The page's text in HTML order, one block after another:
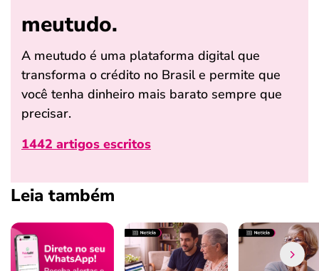
meutudo.
A meutudo é uma plataforma digital que
transforma o crédito no Brasil e permite que
você tenha dinheiro mais barato sempre que
precisar.
1442 artigos escritos
Leia também